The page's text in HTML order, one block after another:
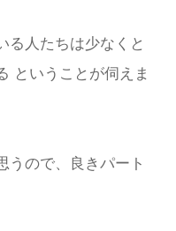
る人たちは少なくと
ということが伺えま
うので、良きパート